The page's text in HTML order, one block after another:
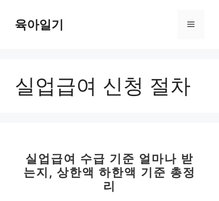
육아일기 메
실업급여 신청 절차
실업급여 수급 기준 얼마나 받
는지, 상한액 하한액 기준 총정
리